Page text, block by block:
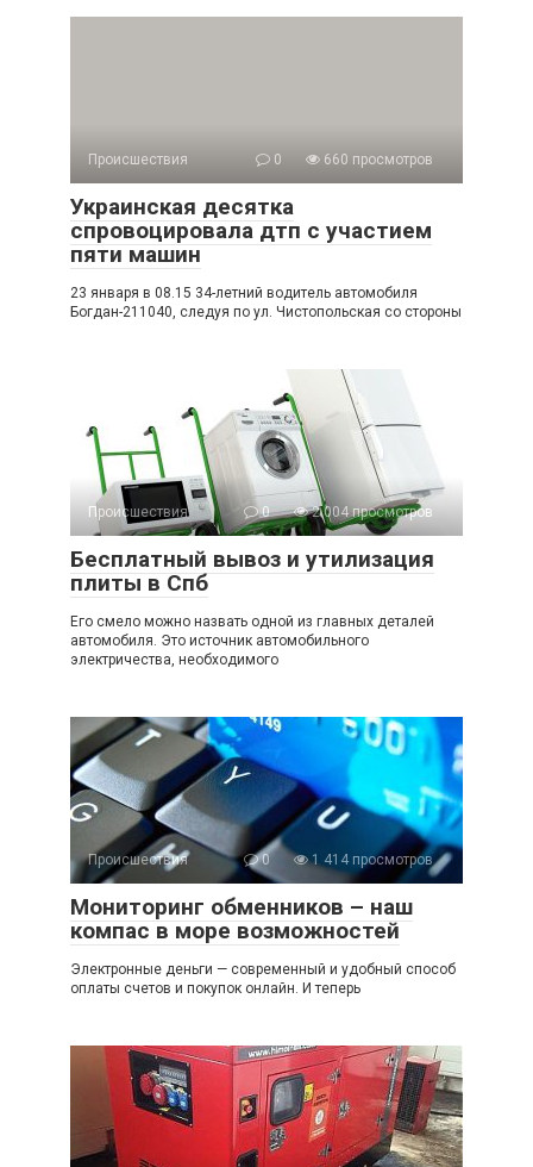
Происшествия 0 660 просмотров
Украинская десятка
спровоцировала дтп с участием
пяти машин
23 января в 08.15 34-летний водитель автомобиля
Богдан-211040, следуя по ул. Чистопольская со стороны
Происшествия 0 2 004 просмотров
Бесплатный вывоз и утилизация
плиты в Спб
Его смело можно назвать одной из главных деталей
автомобиля. Это источник автомобильного
электричества, необходимого
Происшествия 0 1 414 просмотров
Мониторинг обменников – наш
компас в море возможностей
Электронные деньги — современный и удобный способ
оплаты счетов и покупок онлайн. И теперь